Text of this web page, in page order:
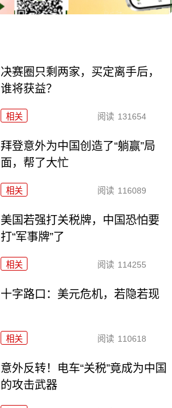
决赛圈只剩两家，买定离手后，
谁将获益？
相关 阅读 131654
拜登意外为中国创造了“躺赢”局
面，帮了大忙
相关 阅读 116089
美国若强打关税牌，中国恐怕要
打“军事牌”了
相关 阅读 114255
十字路口：美元危机，若隐若现
相关 阅读 110618
意外反转！电车“关税”竟成为中国
的攻击武器